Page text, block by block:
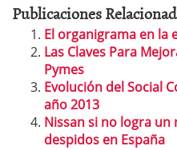
Publicaciones
El organigrama en la
Las Claves Para
Pymes
Evolución del Social
año 2013
Nissan si no logra un
despidos en España